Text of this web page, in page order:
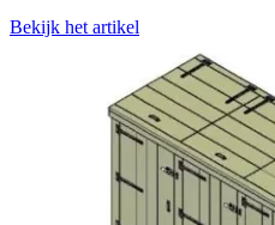
Bekijk het artikel